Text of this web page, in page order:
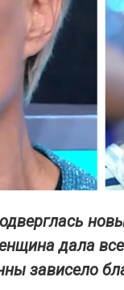
дала
зависело